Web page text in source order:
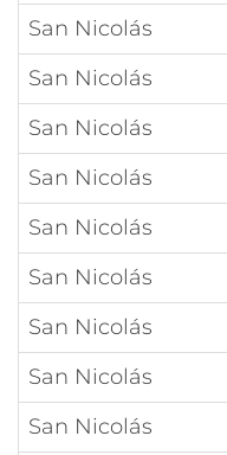
San Nicolás
San Nicolás
San Nicolás
San Nicolás
San Nicolás
San Nicolás
San Nicolás
San Nicolás
San Nicolás